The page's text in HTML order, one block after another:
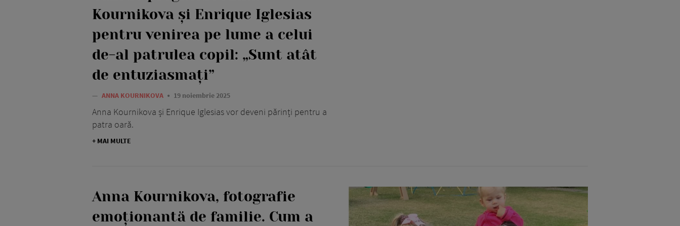
Kournikova și Enrique Iglesias
pentru venirea pe lume a celui
de-al patrulea copil: „Sunt atât
de entuziasmați”
— ANNA KOURNIKOVA 19 noiembrie 2025
Anna Kournikova și Enrique Iglesias vor deveni părinți pentru a
patra oară.
+ MAI MULTE
Anna Kournikova, fotografie
emoționantă de familie. Cum a